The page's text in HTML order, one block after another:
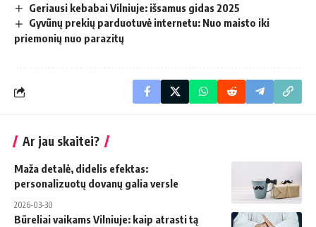
Geriausi kebabai Vilniuje: išsamus gidas 2025
Gyvūnų prekių parduotuvė internetu: Nuo maisto iki
priemonių nuo parazitų
Ar jau skaitei?
Maža detalė, didelis efektas:
personalizuotų dovanų galia versle
2026-03-30
Būreliai vaikams Vilniuje: kaip atrasti tą